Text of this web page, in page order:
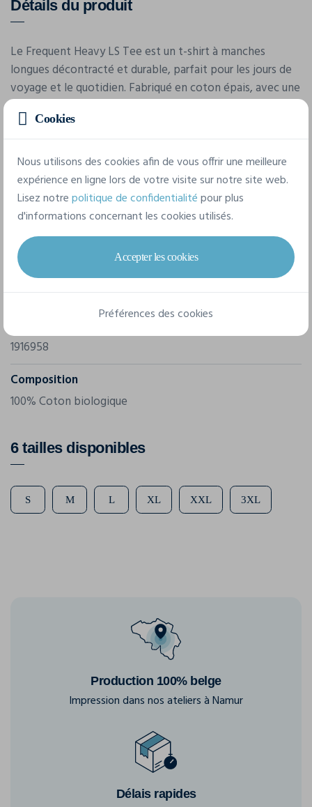
Détails du produit
Le Frequent Heavy LS Tee est un t-shirt à manches
longues décontracté et durable, parfait pour les jours de
voyage et le quotidien. Fabriqué en coton épais, avec une
coupe décontractée, cet article polyvalent offre un
excellent confort tout au long de la journée. Parfait pour
apposer les logos de clubs, de sponsors ou d'entreprises.
• Tissu épais en 100 % coton biologique (220 gsm) •
Design épuré • Coupe décontractée
Marque
Craft
1916958
Composition
100% Coton biologique
6 tailles disponibles
S M L XL XXL 3XL
Production 100% belge
Impression dans nos ateliers à Namur
Délais rapides
Cookies
Nous utilisons des cookies afin de vous offrir une meilleure
expérience en ligne lors de votre visite sur notre site web.
Lisez notrepolitique de confidentialitépour plus
d'informations concernant les cookies utilisés.
Accepter les cookies
Préférences des cookies